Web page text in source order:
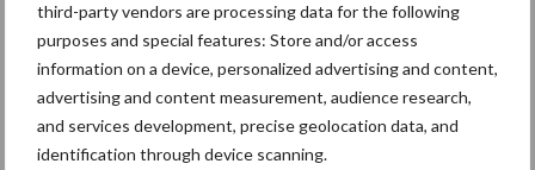
third-party vendors are processing data for the following
purposes and special features: Store and/or access
information on a device, personalized advertising and content,
advertising and content measurement, audience research,
and services development, precise geolocation data, and
identification through device scanning.
Meer lezen over:
Maak uw keuze